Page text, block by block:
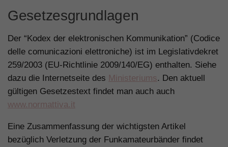
Gesetzesgrundlagen
Der “Kodex der elektronischen Kommunikation” (Codice
delle comunicazioni elettroniche) ist im Legislativdekret
259/2003 (EU-Richtlinie 2009/140/EG) enthalten. Siehe
dazu die Internetseite des Ministeriums. Den aktuell
gültigen Gesetzestext findet man auch auch
www.normattiva.it
Eine Zusammenfassung der wichtigsten Artikel
bezüglich Verletzung der Funkamateurbänder findet